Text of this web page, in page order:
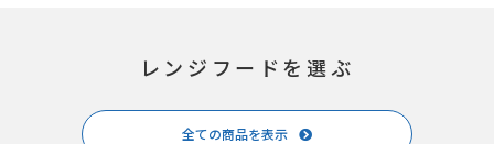
レンジフードを選ぶ
全ての商品を表示